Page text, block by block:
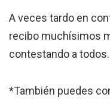
A veces tardo en
recibo muchísimos
contestando a todos.
*También puedes